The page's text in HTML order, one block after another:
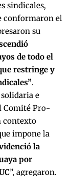
sindicales,
conformaron el
su
de todo el
restringe y
.
solidaria e
Comité Pro-
contexto
impone la
la
por
”, agregaron.